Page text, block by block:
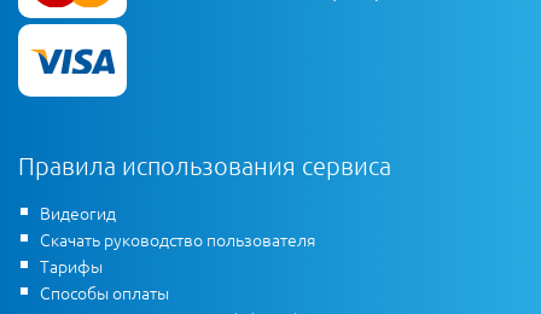
Правила использования сервиса
Видеогид
Скачать руководство пользователя
Тарифы
Способы оплаты